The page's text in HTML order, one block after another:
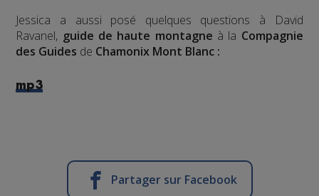
Jessica a aussi posé quelques questions à David
Ravanel, guide de haute montagne à la Compagnie
des Guides de Chamonix Mont Blanc :
mp3
Partager sur Facebook